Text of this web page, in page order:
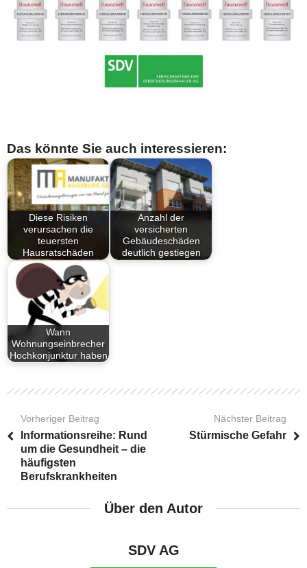
Das könnte Sie auch interessieren:
Diese Risiken
verursachen die
teuersten
Hausratschäden
Anzahl der
versicherten
Gebäudeschäden
deutlich gestiegen
Wann
Wohnungseinbrecher
Hochkonjunktur haben
Vorheriger Beitrag
Informationsreihe: Rund
um die Gesundheit – die
häufigsten
Berufskrankheiten
Nächster Beitrag
Stürmische Gefahr
Über den Autor
SDV AG